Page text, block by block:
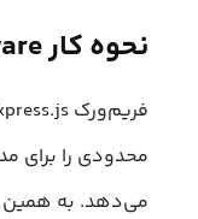
نحوه‌ کار Middleware در برنامه
محدودی را برای
می‌دهد. به همین